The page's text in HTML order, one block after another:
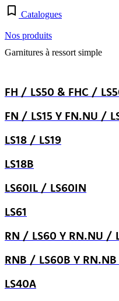
Catalogues
Nos produits
Garnitures à ressort simple
FH / LS50 & FHC /
FN / LS15 Y FN.NU /
LS18 / LS19
LS18B
LS60IL / LS60IN
LS61
RN / LS60 Y RN.NU /
RNB / LS60B Y
LS40A